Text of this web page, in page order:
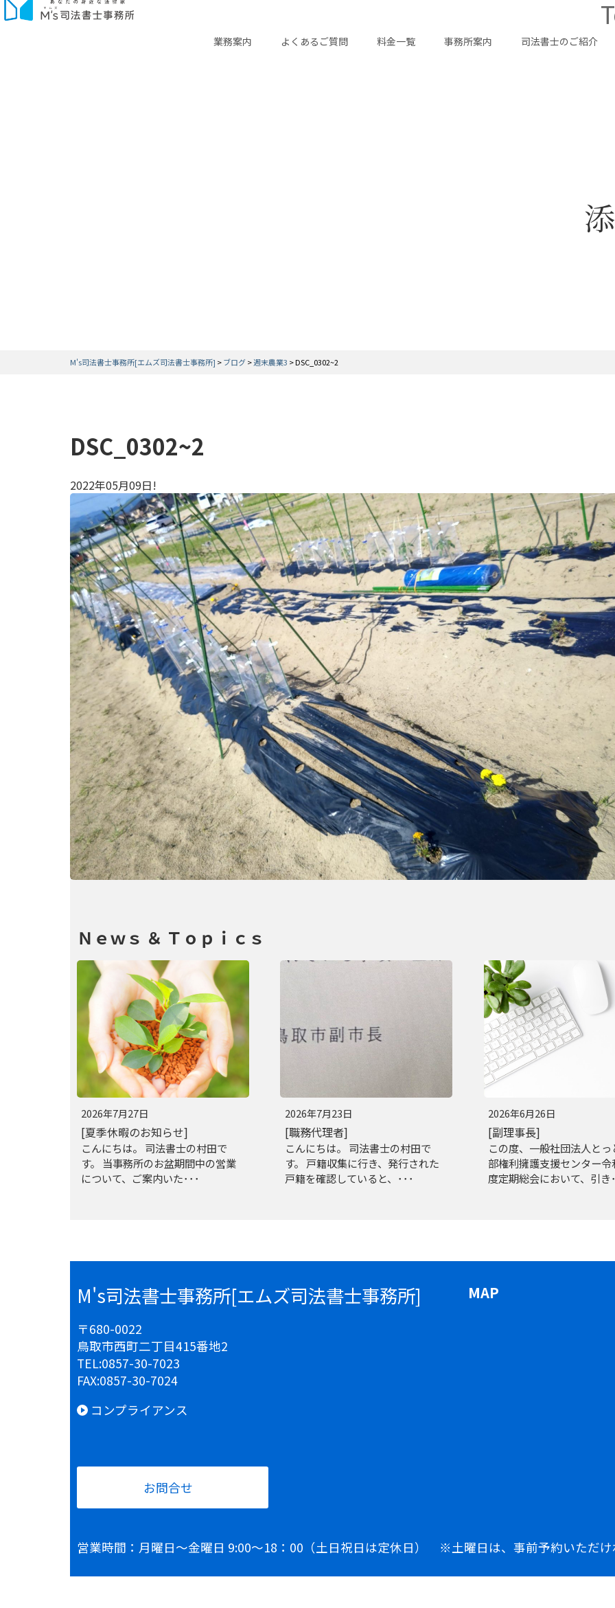
業務案内 よくあるご質問 料金一覧 事務所案内 司法書士のご紹介
M's司法書士事務所[エムズ司法書士事務所] >ブログ>週末農業3 >DSC_0302~2
DSC_0302~2
2022年05月09日!
Ｎｅｗｓ ＆ Ｔｏｐｉｃｓ
2026年7月27日
[夏季休暇のお知らせ]
こんにちは。 司法書士の村田で
す。 当事務所のお盆期間中の営業
について、ご案内いた･･･
2026年7月23日
[職務代理者]
こんにちは。 司法書士の村田で
す。 戸籍収集に行き、発行された
戸籍を確認していると、･･･
2026年6月26日
[副理事長]
この度、一般社団法人とっ
部権利擁護支援センター令
度定期総会において、引き
M's司法書士事務所[エムズ司法書士事務所]
〒680-0022
鳥取市西町二丁目415番地2
TEL:0857-30-7023
FAX:0857-30-7024
コンプライアンス
お問合せ
MAP
営業時間：月曜日～金曜日 9:00～18：00（土日祝日は定休日） ※土曜日は、事前予約いただけ